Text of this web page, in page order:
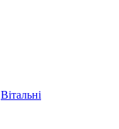
Вітальні